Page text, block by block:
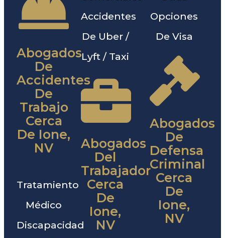
Abogados
De
Accidentes
De
Trabajo
Cerca
De Ione,
NV
Tratamiento
Médico
Discapacidad
Accidentes
De Uber /
Lyft / Taxi
Abogados
Del
Trabajador
Cerca
De
Ione,
NV
Opciones
De Visa
Abogados
De
Defensa
Criminal
Cerca
De
Ione,
NV